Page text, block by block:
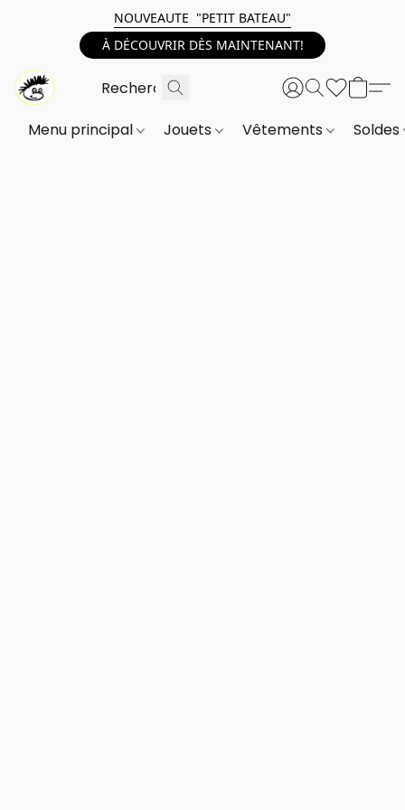
NOUVEAUTE "PETIT BATEAU"
À DÉCOUVRIR DÈS MAINTENANT!
Menu principal Jouets Vêtements Soldes